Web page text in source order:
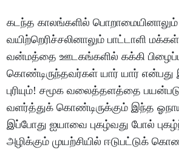
கடந்த காலங்களில் பொறாமையினாலும்
வயிற்றெரிச்சலினாலும் பாட்டாளி
வன்மத்தை ஊடகங்களில் கக்கி
கொண்டிருந்தவர்கள் யார் யார் என்பது
புரியும்! சமூக வலைத்தளத்தை
வளர்த்துக் கொண்டிருக்கும் இந்த
இப்போது ஐயாவை புகழ்வது போல்
அழிக்கும் முயற்சியில் ஈடுபட்டுக்